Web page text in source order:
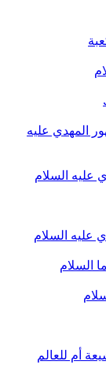
المهدي عليه
عليه السلام
عليه السلام
السلام
أم للعالم